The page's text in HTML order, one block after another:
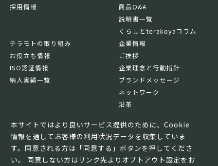
本サイトではより良いサービス提供のために、Cookie
情報を通してお客様の利用状況データを収集していま
す。同意される方は「同意する」ボタンを押してくださ
い。 同意しない方はリンク先よりオプトアウト設定をお
採用情報
商品Q&A
説明書一覧
くらしとterakoyaコラム
テラモトの取り組み
お役立ち情報
ISO認証情報
納入実績一覧
企業情報
ご挨拶
企業理念と行動指針
ブランドメッセージ
ネットワーク
沿革